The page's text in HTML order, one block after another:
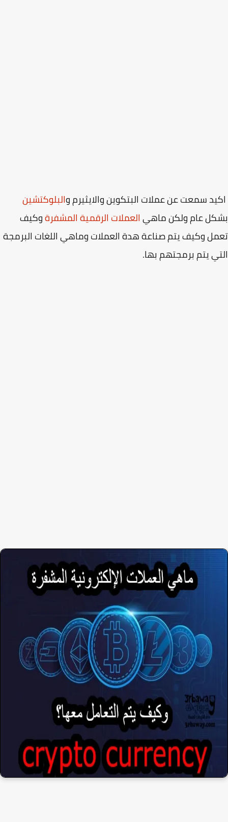
سمعت عن عملات البتكوين والايثيرم والبلوكتشين
عام ولكن ماهيالعملات الرقمية المشفرةوكيف
وكيف يتم صناعة هدة العملات وماهي اللغات البرمجة
يتم برمجتهم بها.